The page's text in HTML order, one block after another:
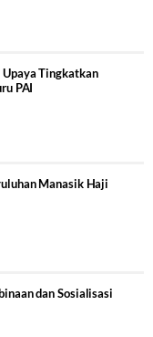
Upaya Tingkatkan
PAI
Manasik Haji
dan Sosialisasi